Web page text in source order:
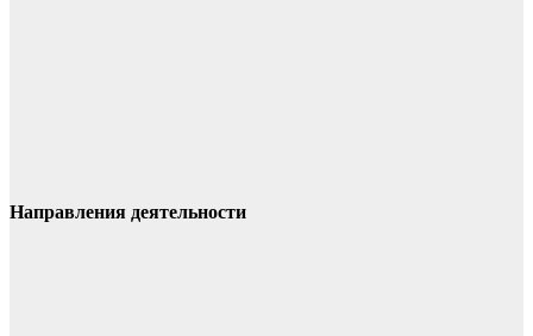
Направления деятельности